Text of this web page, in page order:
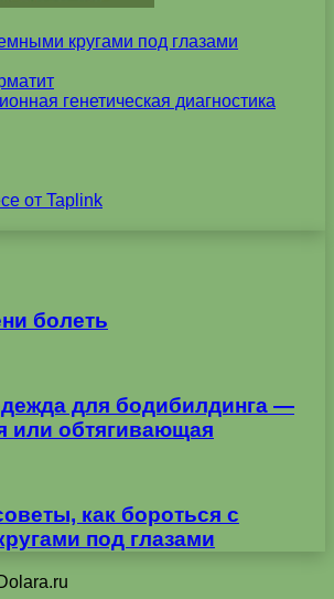
болеть
для бодибилдинга —
или обтягивающая
как бороться с
под глазами